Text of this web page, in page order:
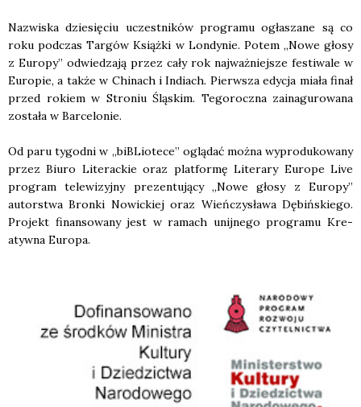
Nazwi­ska dzie­się­ciu uczest­ni­ków pro­gra­mu ogła­sza­ne są co
roku pod­czas Tar­gów Książ­ki w Lon­dy­nie. Potem „Nowe gło­sy
z Euro­py” odwie­dza­ją przez cały rok naj­waż­niej­sze festi­wa­le w
Euro­pie, a tak­że w Chi­nach i Indiach. Pierw­sza edy­cja mia­ła finał
przed rokiem w Stro­niu Ślą­skim. Tego­rocz­na zain­a­gu­ro­wa­na
zosta­ła w Bar­ce­lo­nie.
Od paru tygo­dni w „biBLio­te­ce” oglą­dać moż­na wypro­du­ko­wa­ny
przez Biu­ro Lite­rac­kie oraz plat­for­mę Lite­ra­ry Euro­pe Live
pro­gram tele­wi­zyj­ny pre­zen­tu­ją­cy „Nowe gło­sy z Euro­py”
autor­stwa Bron­ki Nowic­kiej oraz Wień­czy­sła­wa Dębiń­skie­go.
Pro­jekt finan­so­wa­ny jest w ramach unij­ne­go pro­gra­mu Kre­
atyw­na Euro­pa.